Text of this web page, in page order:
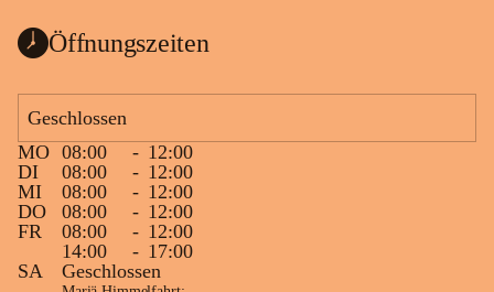
Öffnungszeiten
Geschlossen
MO 08:00 - 12:00
DI
08:00 - 12:00
MI
08:00 - 12:00
DO
08:00 - 12:00
FR
08:00 - 12:00
14:00
- 17:00
SA
Geschlossen